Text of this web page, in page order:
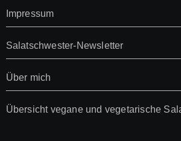
Impressum
Salatschwester-Newsletter
Über mich
Übersicht vegane und vegetarische